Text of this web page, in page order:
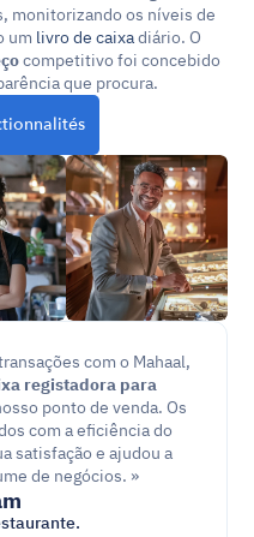
monitorizando os níveis de
um livro de caixa diário. O
competitivo foi concebido
que procura.
com o Mahaal,
registadora para
ponto de venda. Os
com a eficiência do
satisfação e ajudou a
de negócios. »